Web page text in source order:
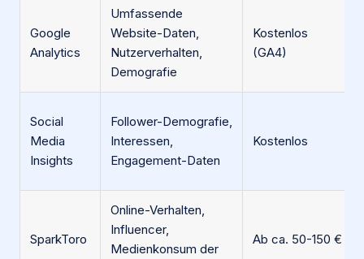
Google
Analytics
Umfassende
Website-Daten,
Nutzerverhalten,
Demografie
Kostenlos
(GA4)
Social
Media
Insights
Follower-Demografie,
Interessen,
Engagement-Daten
Kostenlos
SparkToro
Online-Verhalten,
Influencer,
Medienkonsum der
Ab ca. 50-150 €